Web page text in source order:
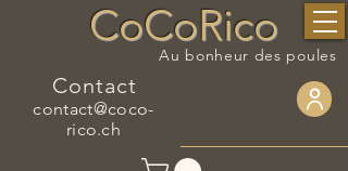
CoCoRico
Au bonheur des poules
Contact
contact@coco-
rico.ch